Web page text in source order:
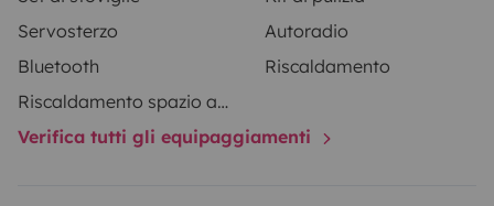
Servosterzo
Autoradio
Bluetooth
Riscaldamento
Riscaldamento spazio abitativo
Verifica tutti gli equipaggiamenti